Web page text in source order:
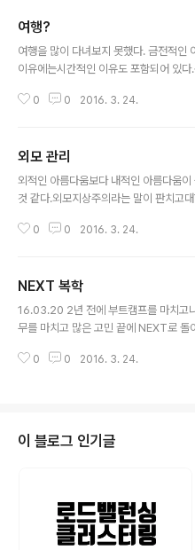
하나만으로 쉽게 번다.-> 이 의견에는 동
는 연예인은 그 자리에 올라가기까지 그
한 보답을 받는 것이라고 생각하기 때문
여행?
여행을 많이 다녀보지 못했다. 금전적인
이유에는시간적인 이유도 포함되어 있
계이다.하지만 용돈을 받아도 스스로 돈
진다.하지만 돈이 없어서 ,돈이 없어서계
무 비싸다다들 여행을 가라여행을 가라
데어떻게 가란 말인가 이렇게 말하면 꼭
0 0 2016. 3. 24.
외모 관리
외적인 아름다움보다 내적인 아름다움
것 같다.외모지상주의라는 말이 판치고
efore after 사진이 크게 보이면서 성형
들어가면서도 계속 일하려면 건강관리,
나라고.젊게 살아야 할 것 같다. 물론 아
아직 어린 것 같다. 지금부터 운동을 꾸
0 0 2016. 3. 24.
NEXT 복학
16.03.20 2년 전에 부트캠프를 마치고
무를 마치고 많은 고민 끝에 NEXT로 돌
장소인 것이다. 이제 시작인데 뭐가 그리
0 0 2016. 3. 24.
이 블로그 인기글